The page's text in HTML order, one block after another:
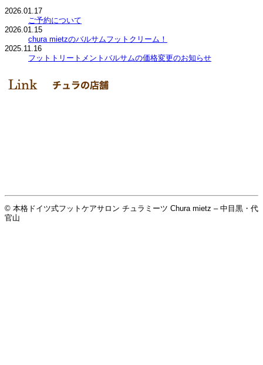
2026.01.17
ご予約について
2026.01.15
chura mietzのバルサムフットクリーム！
2025.11.16
フットトリートメントバルサムの価格変更のお知らせ
© 本格ドイツ式フットケアサロン チュラミーツ Chura mietz – 中目黒・代
官山